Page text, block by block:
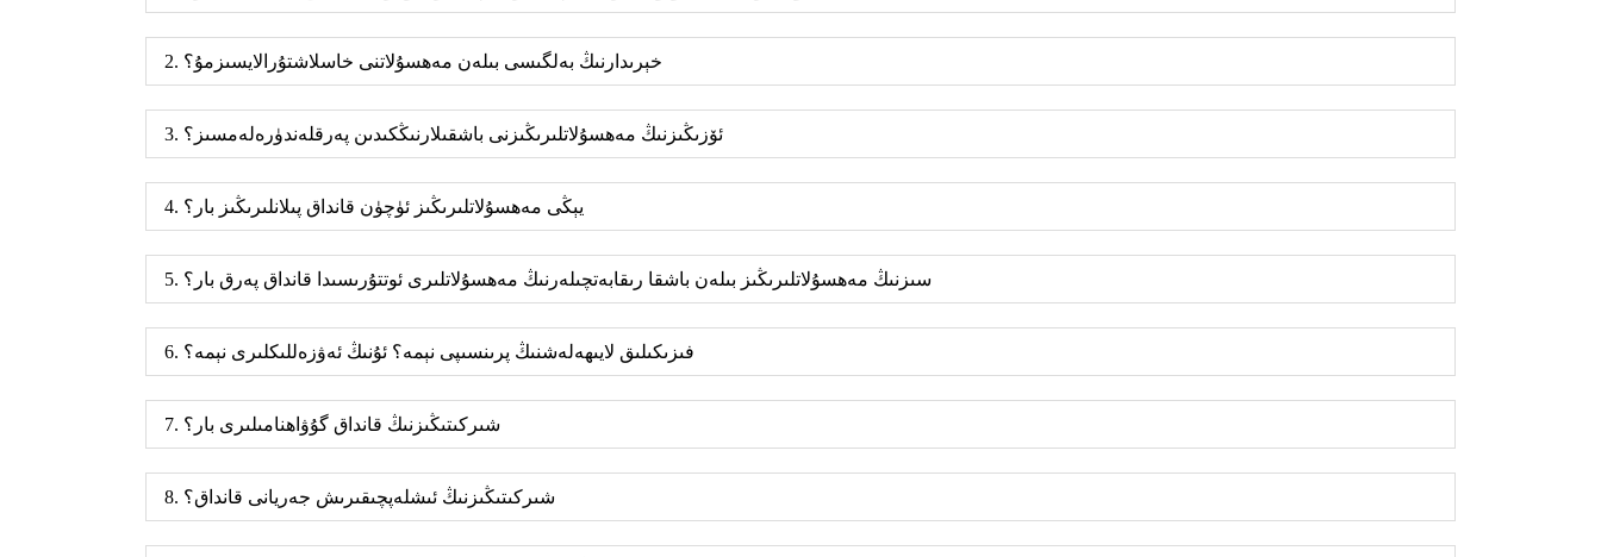
2. خېرىدارنىڭ بەلگىسى بىلەن مەھسۇلاتنى خاسلاشتۇرالايسىزمۇ؟
3. ئۆزىڭىزنىڭ مەھسۇلاتلىرىڭىزنى باشقىلارنىڭكىدىن پەرقلەندۈرەلەمسىز؟
4. يېڭى مەھسۇلاتلىرىڭىز ئۈچۈن قانداق پىلانلىرىڭىز بار؟
5. سىزنىڭ مەھسۇلاتلىرىڭىز بىلەن باشقا رىقابەتچىلەرنىڭ مەھسۇلاتلىرى ئوتتۇرىسىدا قانداق پەرق بار؟
6. فىزىكىلىق لايىھەلەشنىڭ پرىنسىپى نېمە؟ ئۇنىڭ ئەۋزەللىكلىرى نېمە؟
7. شىركىتىڭىزنىڭ قانداق گۇۋاھنامىلىرى بار؟
8. شىركىتىڭىزنىڭ ئىشلەپچىقىرىش جەريانى قانداق؟